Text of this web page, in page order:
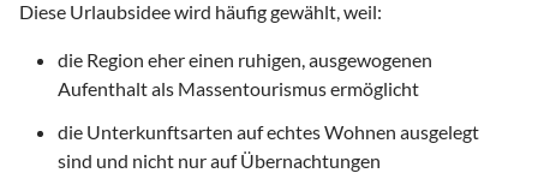
Diese Urlaubsidee wird häufig gewählt, weil:
die Region eher einen ruhigen, ausgewogenen
Aufenthalt als Massentourismus ermöglicht
die Unterkunftsarten auf echtes Wohnen ausgelegt
sind und nicht nur auf Übernachtungen